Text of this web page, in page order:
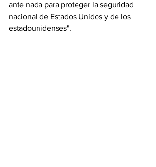
ante nada para proteger la seguridad
nacional de Estados Unidos y de los
estadounidenses".